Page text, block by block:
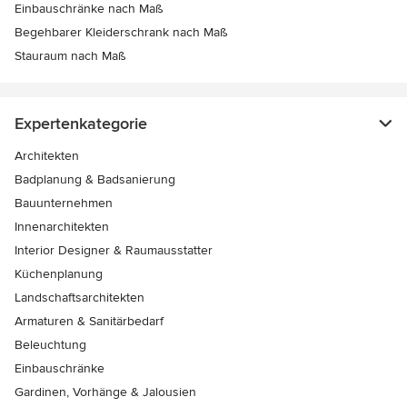
Einbauschränke nach Maß
Begehbarer Kleiderschrank nach Maß
Stauraum nach Maß
Expertenkategorie
Architekten
Badplanung & Badsanierung
Bauunternehmen
Innenarchitekten
Interior Designer & Raumausstatter
Küchenplanung
Landschaftsarchitekten
Armaturen & Sanitärbedarf
Beleuchtung
Einbauschränke
Gardinen, Vorhänge & Jalousien